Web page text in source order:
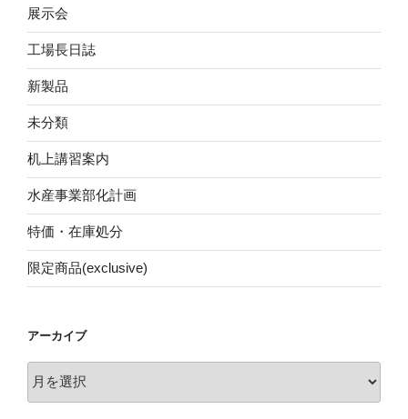
展示会
工場長日誌
新製品
未分類
机上講習案内
水産事業部化計画
特価・在庫処分
限定商品(exclusive)
アーカイブ
ー